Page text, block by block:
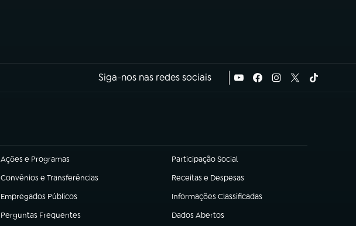
Siga-nos nas redes sociais
Ações e Programas
(abre em nova aba) Participação Social
(abre em nova aba)
Convênios e Transferências
(abre em nova aba) Receitas e Despesas
(abre em nova aba)
Empregados Públicos
(abre em nova aba) Informações Classificadas
(abre em nova aba)
Perguntas Frequentes
(abre em nova aba) Dados Abertos
(abre em nova aba)